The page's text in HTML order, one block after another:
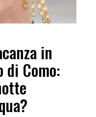
in
di Como: